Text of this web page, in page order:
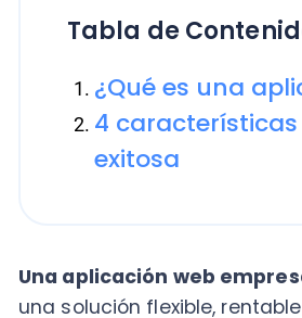
4 características
exitosa
Una aplicación web
Es por esta razón que